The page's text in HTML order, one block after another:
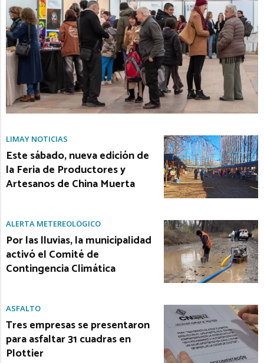
LIMAY NOTICIAS
Este sábado, nueva edición de
la Feria de Productores y
Artesanos de China Muerta
ALERTA METEREOLÓGICO
Por las lluvias, la municipalidad
activó el Comité de
Contingencia Climática
ASFALTO
Tres empresas se presentaron
para asfaltar 31 cuadras en
Plottier